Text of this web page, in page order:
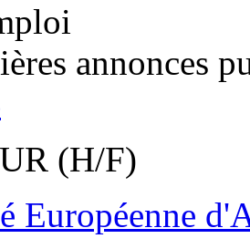
annonces
(H/F)
Européenne